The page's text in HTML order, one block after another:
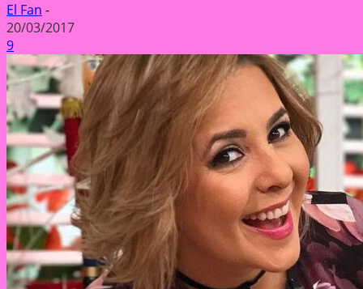
El Fan -
20/03/2017
9